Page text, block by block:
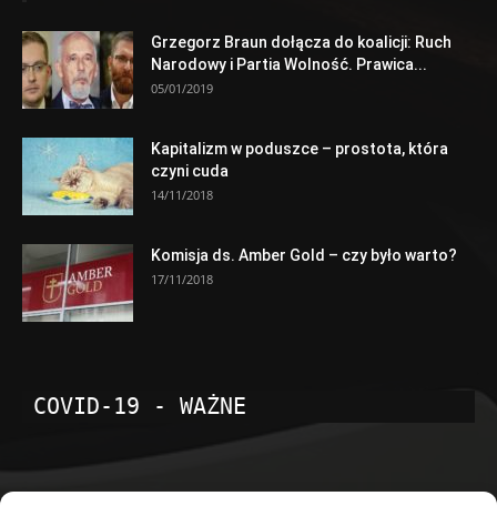
Grzegorz Braun dołącza do koalicji: Ruch
Narodowy i Partia Wolność. Prawica...
05/01/2019
Kapitalizm w poduszce – prostota, która
czyni cuda
14/11/2018
Komisja ds. Amber Gold – czy było warto?
17/11/2018
COVID-19 - WAŻNE